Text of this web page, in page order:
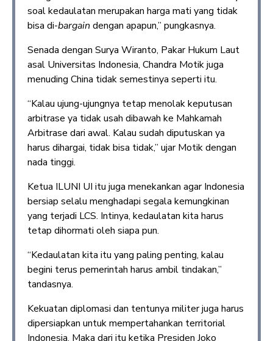
soal kedaulatan merupakan harga mati yang tidak
bisa di-bargain dengan apapun,” pungkasnya.
Senada dengan Surya Wiranto, Pakar Hukum Laut
asal Universitas Indonesia, Chandra Motik juga
menuding China tidak semestinya seperti itu.
“Kalau ujung-ujungnya tetap menolak keputusan
arbitrase ya tidak usah dibawah ke Mahkamah
Arbitrase dari awal. Kalau sudah diputuskan ya
harus dihargai, tidak bisa tidak,” ujar Motik dengan
nada tinggi.
Ketua ILUNI UI itu juga menekankan agar Indonesia
bersiap selalu menghadapi segala kemungkinan
yang terjadi LCS. Intinya, kedaulatan kita harus
tetap dihormati oleh siapa pun.
“Kedaulatan kita itu yang paling penting, kalau
begini terus pemerintah harus ambil tindakan,”
tandasnya.
Kekuatan diplomasi dan tentunya militer juga harus
dipersiapkan untuk mempertahankan territorial
Indonesia. Maka dari itu ketika Presiden Joko